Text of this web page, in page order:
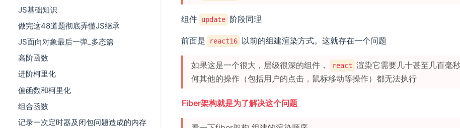
JS基础知识
做完这48道题彻底弄懂JS继承
JS面向对象最后一弹_多态篇
高阶函数
进阶柯里化
偏函数和柯里化
组合函数
记录一次定时器及闭包问题造成的内存
组件 update 阶段同理
前面是 react16 以前的组建渲染方式。这就存在一个问题
如果这是一个很大，层级很深的组件， react 渲染它需要几十甚至几百毫
何其他的操作（包括用户的点击，鼠标移动等操作）都无法执行
Fiber架构就是为了解决这个问题